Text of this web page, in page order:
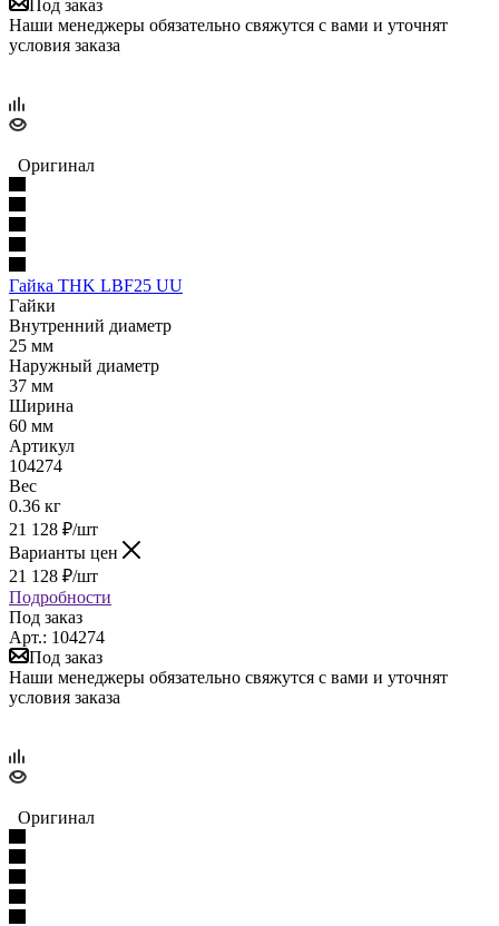
Под заказ
Наши менеджеры обязательно свяжутся с вами и уточнят
условия заказа
Оригинал
Гайка THK LBF25 UU
Гайки
Внутренний диаметр
25 мм
Наружный диаметр
37 мм
Ширина
60 мм
Артикул
104274
Вес
0.36 кг
21 128 ₽/шт
Варианты цен
21 128 ₽/шт
Подробности
Под заказ
Арт.: 104274
Под заказ
Наши менеджеры обязательно свяжутся с вами и уточнят
условия заказа
Оригинал